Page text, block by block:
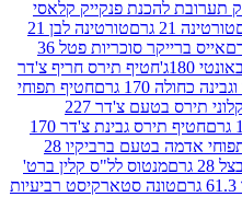
פנקייק קלאסי
טורטינה לבן 21
אייס ברייקר סוכריות פטל 36
חטיף תירס חריף צ'דר
חטיף תפוחי
מקלוני תירס בטעם צ'דר 227
חטיף תירס גבינת צ'דר 170
חטיף תפוחי אדמה בטעם ברביקיו 28
מנטוס לל"ס קלין ברט'
סטארקיסט רביעיות